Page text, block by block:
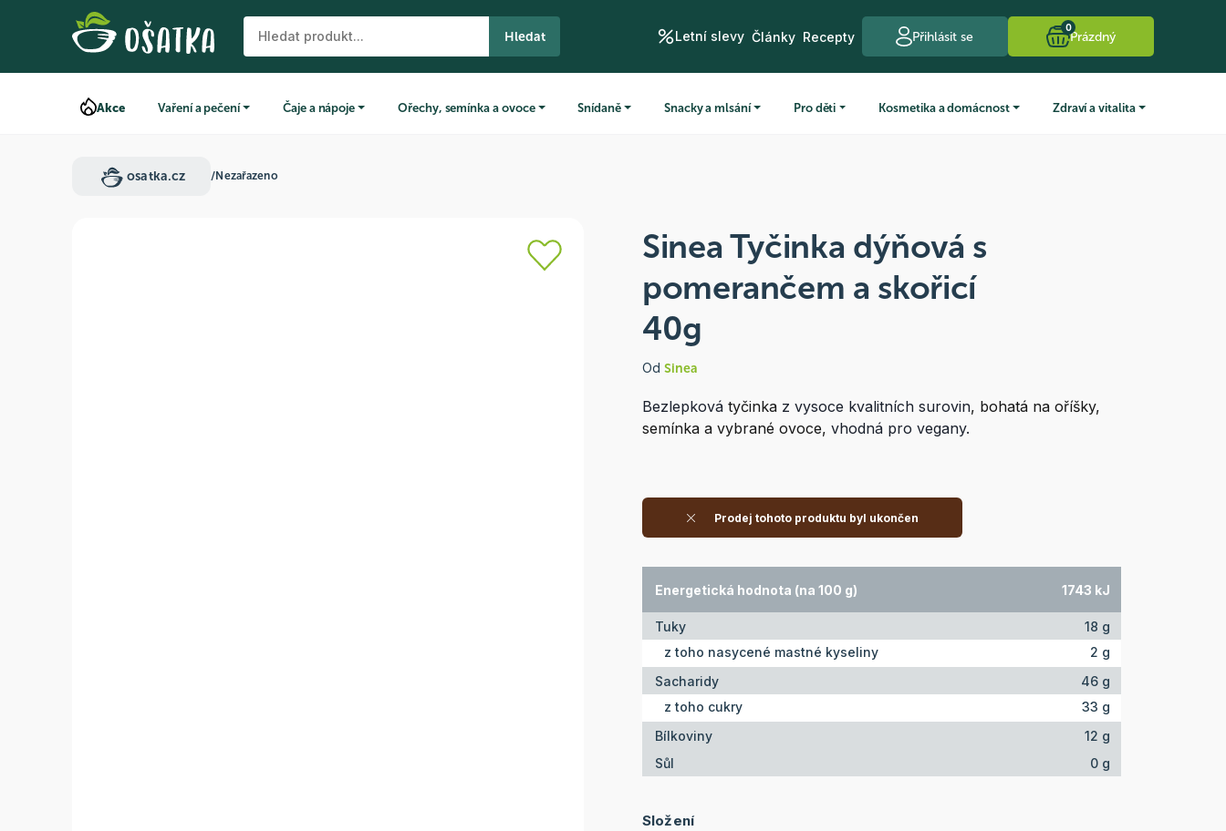
Hledat Letní slevy Články Recepty Přihlásit se
0
Prázdný
Akce Vaření a pečení Čaje a nápoje Ořechy, semínka a ovoce Snídaně Snacky a mlsání Pro děti Kosmetika a domácnost Zdraví a vitalita
osatka.cz /Nezařazeno
Sinea Tyčinka dýňová s
pomerančem a skořicí
40g
Od Sinea
Bezlepková tyčinka z vysoce kvalitních surovin, bohatá na oříšky,
semínka a vybrané ovoce, vhodná pro vegany.
Prodej tohoto produktu byl ukončen
Energetická hodnota (na 100 g) 1743 kJ
Tuky
18 g
z toho nasycené mastné kyseliny
2 g
Sacharidy
46 g
z toho cukry
33 g
Bílkoviny
12 g
Sůl
0 g
Složení